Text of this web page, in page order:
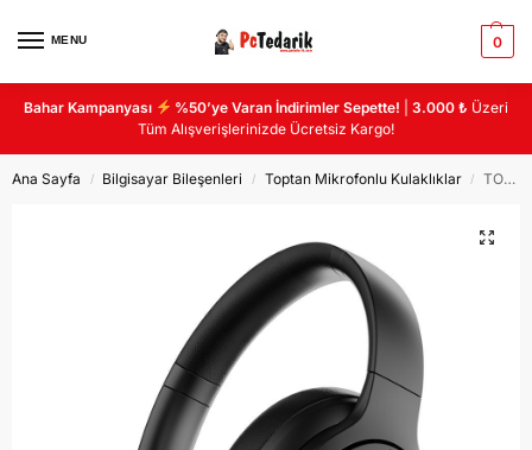
MENU 0
Bahar Kampanyası %50’ye Varan İndirimler Sepette! |3.000 ₺ Üzeri
Tüm Alışverişlerinizde Ücretsiz Kargo!
Ana Sayfa / Bilgisayar Bileşenleri / Toptan Mikrofonlu Kulaklıklar / TOPTAN KULAKLIK 500TL